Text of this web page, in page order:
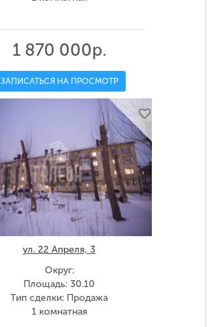
1 870 000р.
ЗАПИСАТЬСЯ НА ПРОСМОТР
ул. 22 Апреля, 3
Округ:
Площадь: 30.10
Тип сделки: Продажа
1 комнатная